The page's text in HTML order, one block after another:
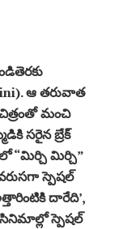
ఆ త‌రువాత
మంచి
స‌రైన బ్రేక్
“మిర్చి మిర్చి”
స్పెష‌ల్
దారేది’,
స్పెష‌ల్